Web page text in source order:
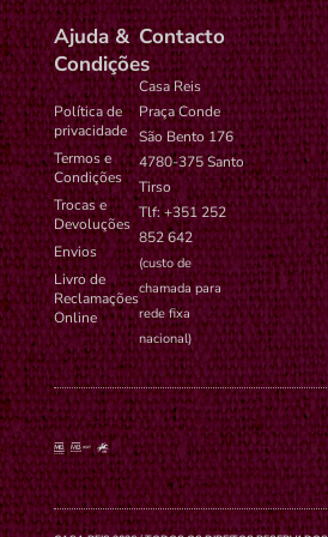
Ajuda &
Condições
Política de
privacidade
Termos e
Condições
Trocas e
Devoluções
Envios
Livro de
Reclamações
Online
Contacto
Casa Reis
Praça Conde
São Bento 176
4780-375 Santo
Tirso
Tlf: +351 252
852 642
(custo de
chamada para
rede fixa
nacional)